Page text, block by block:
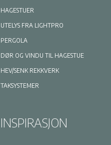
HAGESTUER
UTELYS FRA LIGHTPRO
PERGOLA
DØR OG VINDU TIL HAGESTUE
HEV/SENK REKKVERK
TAKSYSTEMER
INSPIRASJON